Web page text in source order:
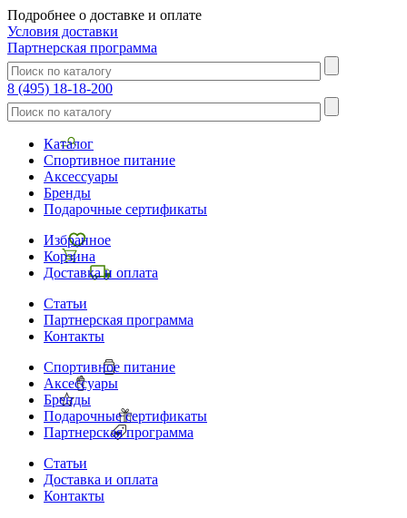
Подробнее о доставке и оплате
Условия доставки
Партнерская программа
8 (495) 18-18-200
Каталог
Спортивное питание
Аксессуары
Бренды
Подарочные сертификаты
Избранное
Корзина
Доставка и оплата
Статьи
Партнерская программа
Контакты
Спортивное питание
Аксессуары
Бренды
Подарочные сертификаты
Партнерская программа
Статьи
Доставка и оплата
Контакты